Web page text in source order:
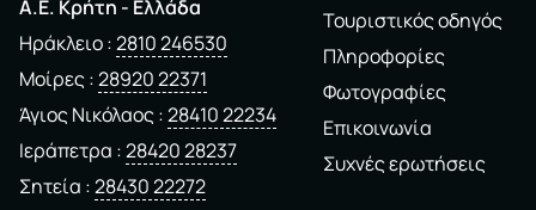
A.E. Kρήτη - Ελλάδα
Ηράκλειο 2810 246530
Μοίρες 28920 22371
Άγιος Νικόλαος 28410 22234
Ιεράπετρα 28420 28237
Σητεία 28430 22272
Τουριστικός οδηγός
Πληροφορίες
Φωτογραφίες
Επικοινωνία
Συχνές ερωτήσεις